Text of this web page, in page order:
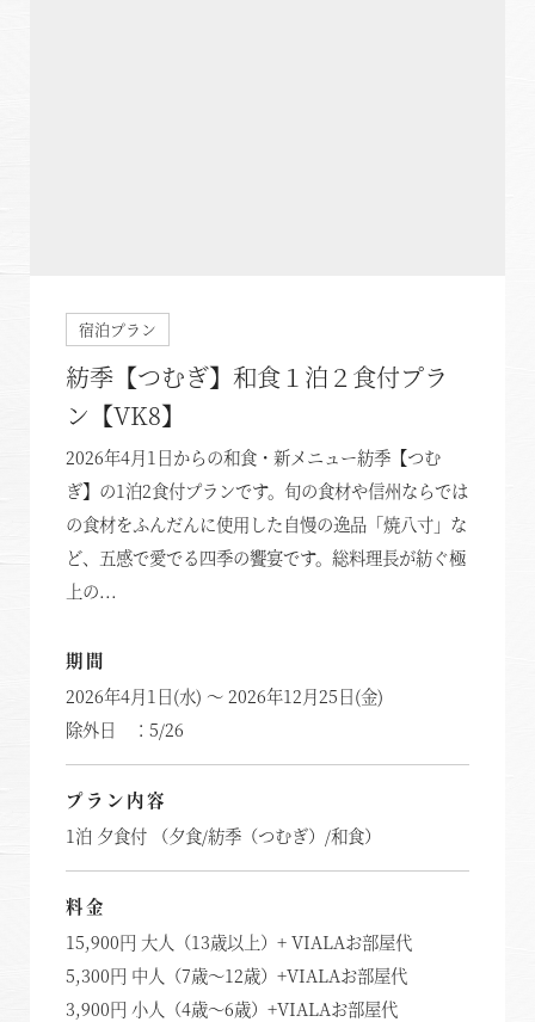
宿泊プラン
紡季【つむぎ】和食１泊２食付プラ
ン【VK8】
2026年4月1日からの和食・新メニュー紡季【つむ
ぎ】の1泊2食付プランです。旬の食材や信州ならでは
の食材をふんだんに使用した自慢の逸品「焼八寸」な
ど、五感で愛でる四季の饗宴です。総料理長が紡ぐ極
上の...
期間
2026年4月1日(水) ～ 2026年12月25日(金)
除外日 ：5/26
プラン内容
1泊 夕食付 （夕食/紡季（つむぎ）/和食）
料金
15,900円 大人（13歳以上）+ VIALAお部屋代
5,300円 中人（7歳～12歳）+VIALAお部屋代
3,900円 小人（4歳～6歳）+VIALAお部屋代